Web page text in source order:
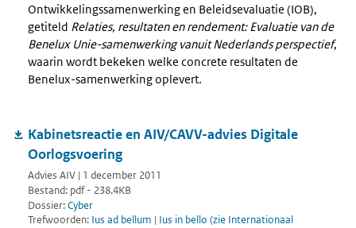
Ontwikkelingssamenwerking en Beleidsevaluatie (IOB),
getiteld Relaties, resultaten en rendement: Evaluatie van de
Benelux Unie-samenwerking vanuit Nederlands perspectief,
waarin wordt bekeken welke concrete resultaten de
Benelux-samenwerking oplevert.
Kabinetsreactie en AIV/CAVV-advies Digitale
Oorlogsvoering
Advies AIV | 1 december 2011
Bestand: pdf - 238.4KB
Dossier:Cyber
Trefwoorden: Ius ad bellum | Ius in bello (zie Internationaal